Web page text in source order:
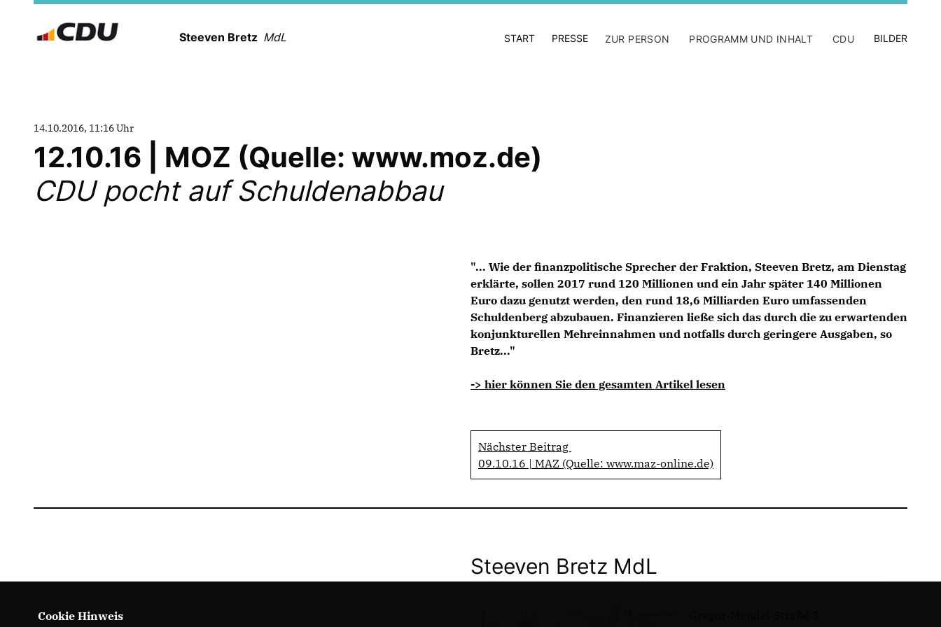
Steeven Bretz MdL START PRESSE ZUR PERSON PROGRAMM UND INHALT CDU BILDER
14.10.2016, 11:16 Uhr
12.10.16 | MOZ (Quelle: www.moz.de)
CDU pocht auf Schuldenabbau
"... Wie der finanzpolitische Sprecher der Fraktion, Steeven Bretz, am Dienstag
erklärte, sollen 2017 rund 120 Millionen und ein Jahr später 140 Millionen
Euro dazu genutzt werden, den rund 18,6 Milliarden Euro umfassenden
Schuldenberg abzubauen. Finanzieren ließe sich das durch die zu erwartenden
konjunkturellen Mehreinnahmen und notfalls durch geringere Ausgaben, so
Bretz..."
-> hier können Sie den gesamten Artikel lesen
Nächster Beitrag
09.10.16 | MAZ (Quelle: www.maz-online.de)
Steeven Bretz MdL
Cookie Hinweis